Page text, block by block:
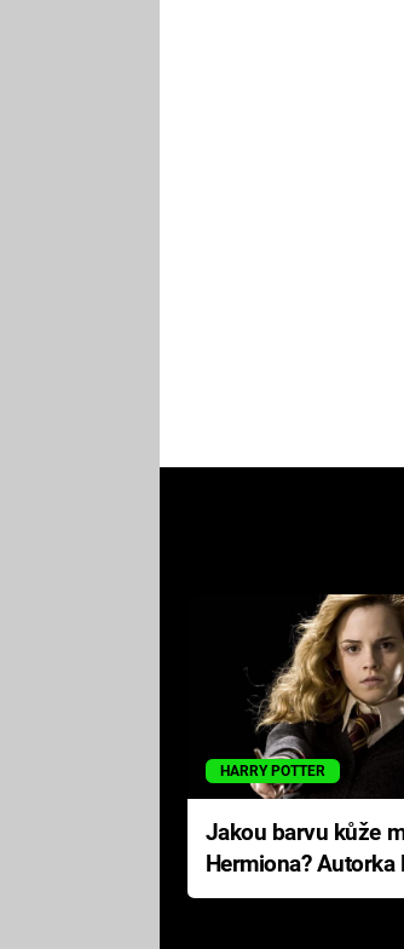
HARRY POTTER
Jakou barvu kůže
Hermiona? Autorka
Pottera přišla s